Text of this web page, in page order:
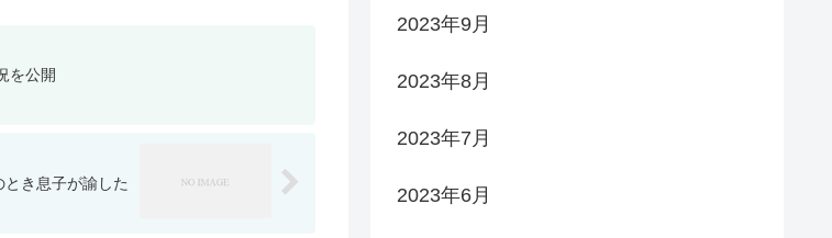
を公開
き息子が諭した
2023年9月
2023年8月
2023年7月
2023年6月